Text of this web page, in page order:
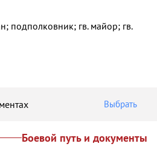
подполковник; гв. майор; гв.
Выбрать
Боевой путь и документы